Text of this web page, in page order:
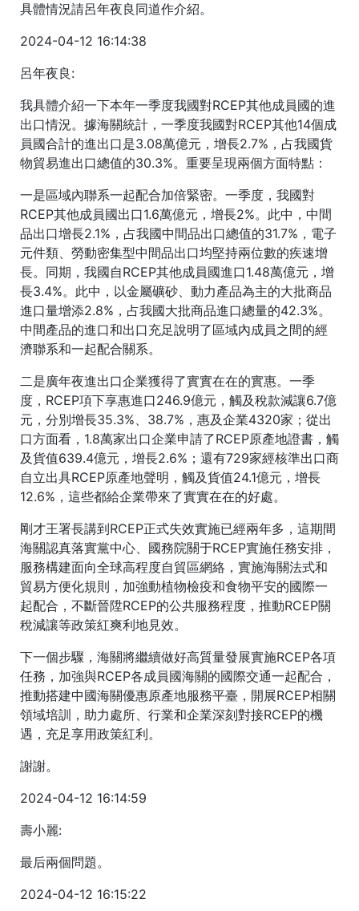
具體情況請呂年夜良同道作介紹。
2024-04-12 16:14:38
呂年夜良:
我具體介紹一下本年一季度我國對RCEP其他成員國的進
出口情況。據海關統計，一季度我國對RCEP其他14個成
員國合計的進出口是3.08萬億元，增長2.7%，占我國貨
物貿易進出口總值的30.3%。重要呈現兩個方面特點：
一是區域內聯系一起配合加倍緊密。一季度，我國對
RCEP其他成員國出口1.6萬億元，增長2%。此中，中間
品出口增長2.1%，占我國中間品出口總值的31.7%，電子
元件類、勞動密集型中間品出口均堅持兩位數的疾速增
長。同期，我國自RCEP其他成員國進口1.48萬億元，增
長3.4%。此中，以金屬礦砂、動力產品為主的大批商品
進口量增添2.8%，占我國大批商品進口總量的42.3%。
中間產品的進口和出口充足說明了區域內成員之間的經
濟聯系和一起配合關系。
二是廣年夜進出口企業獲得了實實在在的實惠。一季
度，RCEP項下享惠進口246.9億元，觸及稅款減讓6.7億
元，分別增長35.3%、38.7%，惠及企業4320家；從出
口方面看，1.8萬家出口企業申請了RCEP原產地證書，觸
及貨值639.4億元，增長2.6%；還有729家經核準出口商
自立出具RCEP原產地聲明，觸及貨值24.1億元，增長
12.6%，這些都給企業帶來了實實在在的好處。
剛才王署長講到RCEP正式失效實施已經兩年多，這期間
海關認真落實黨中心、國務院關于RCEP實施任務安排，
服務構建面向全球高程度自貿區網絡，實施海關法式和
貿易方便化規則，加強動植物檢疫和食物平安的國際一
起配合，不斷晉陞RCEP的公共服務程度，推動RCEP關
稅減讓等政策紅爽利地見效。
下一個步驟，海關將繼續做好高質量發展實施RCEP各項
任務，加強與RCEP各成員國海關的國際交通一起配合，
推動搭建中國海關優惠原產地服務平臺，開展RCEP相關
領域培訓，助力處所、行業和企業深刻對接RCEP的機
遇，充足享用政策紅利。
謝謝。
2024-04-12 16:14:59
壽小麗:
最后兩個問題。
2024-04-12 16:15:22